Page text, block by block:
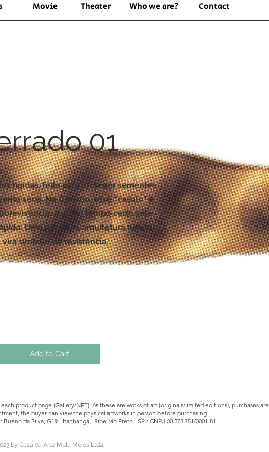
Theater
Movie Who we are? Contact
01
rígidas, feita para proteger sementes
seco. No Cerrado, esse “casulo” é
abrir no tempo certo vale
Uma pequena arquitetura natural
vira símbolo de resistência.
Add to Cart
product page (Gallery/NFT). As these are works of art (originals/limited editions), purchases are
the buyer can view the physical artworks in person before purchasing.
da Silva, G19 - Itanhangá - Ribeirão Preto - SP / CNPJ 00.273.751/0001-81
by Casa da Arte Multi Meios Ltda.